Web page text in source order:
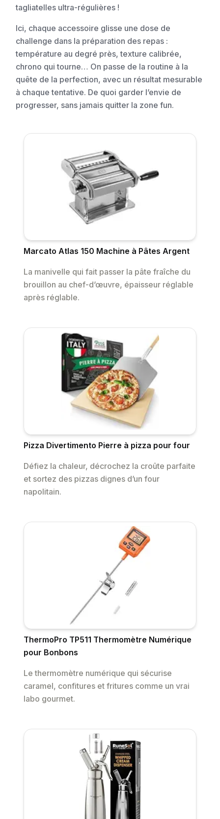
tagliatelles ultra-régulières !
Ici, chaque accessoire glisse une dose de
challenge dans la préparation des repas :
température au degré près, texture calibrée,
chrono qui tourne… On passe de la routine à la
quête de la perfection, avec un résultat mesurable
à chaque tentative. De quoi garder l’envie de
progresser, sans jamais quitter la zone fun.
Marcato Atlas 150 Machine à Pâtes Argent
La manivelle qui fait passer la pâte fraîche du
brouillon au chef-d’œuvre, épaisseur réglable
après réglable.
Pizza Divertimento Pierre à pizza pour four
Défiez la chaleur, décrochez la croûte parfaite
et sortez des pizzas dignes d’un four
napolitain.
ThermoPro TP511 Thermomètre Numérique
pour Bonbons
Le thermomètre numérique qui sécurise
caramel, confitures et fritures comme un vrai
labo gourmet.